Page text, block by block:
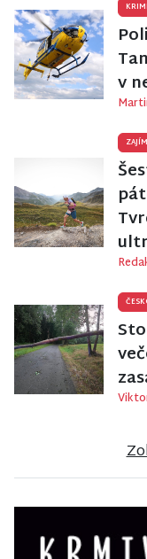
KRIMI
v